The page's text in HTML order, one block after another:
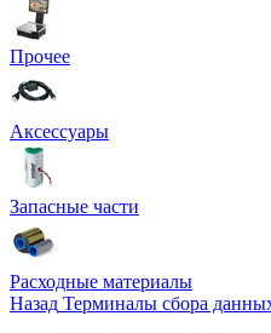
Прочее
Аксессуары
Запасные части
Расходные материалы
Назад Терминалы сбора